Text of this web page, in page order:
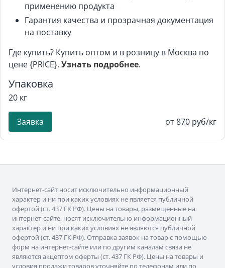
применению продукта
Гарантия качества и прозрачная документация
на поставку
Где купить? Купить оптом и в розницу в Москва по
цене {PRICE}. Узнать подробнее.
Упаковка
20 кг
Заявка от 870 руб/кг
Интернет-сайт носит исключительно информационный
характер и ни при каких условиях не является публичной
офертой (ст. 437 ГК РФ). Цены на товары, размещенные на
интернет-сайте, носят исключительно информационный
характер и ни при каких условиях не являются публичной
офертой (ст. 437 ГК РФ). Отправка заявок на товар с помощью
форм на интернет-сайте или по другим каналам связи не
являются акцептом оферты (ст. 437 ГК РФ). Цены на товары и